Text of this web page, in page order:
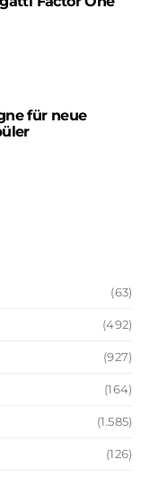
für neue
(63)
(492)
(927)
(164)
(1.585)
(126)